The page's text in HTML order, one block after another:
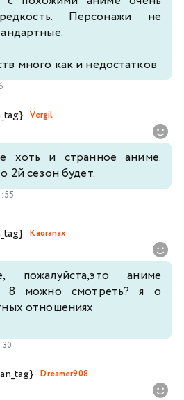
Персонажи не
много как и недостатков
Vergil
хоть и странное аниме.
2й сезон будет.
Kaoranax
пожалуйста,это аниме
8 можно смотреть? я о
отношениях
Dreamer908